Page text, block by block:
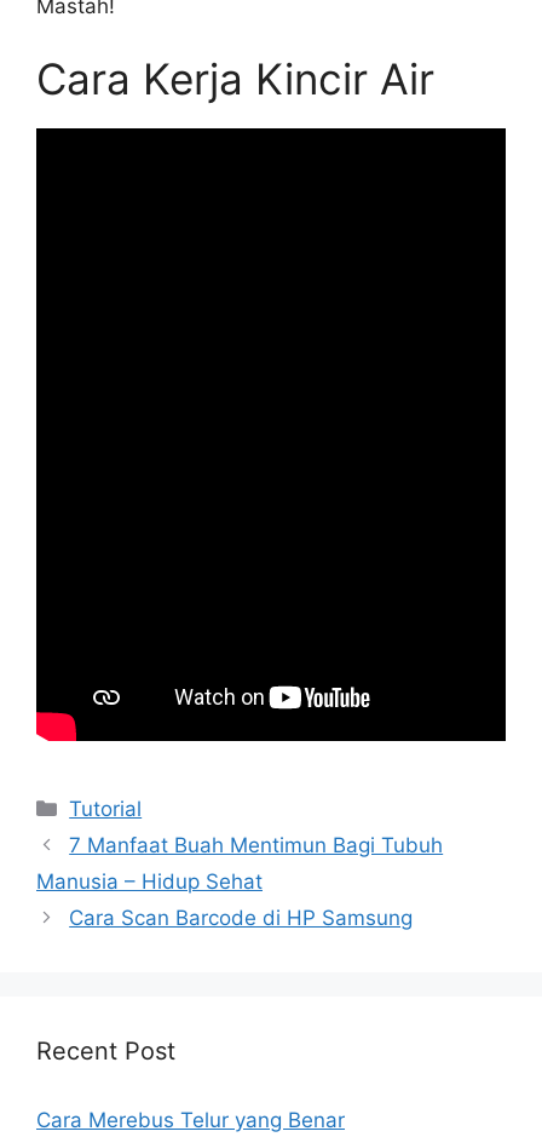
Mastah!
Cara Kerja Kincir Air
Kategori
Tutorial
7 Manfaat Buah Mentimun Bagi Tubuh
Manusia – Hidup Sehat
Cara Scan Barcode di HP Samsung
Recent Post
Cara Merebus Telur yang Benar